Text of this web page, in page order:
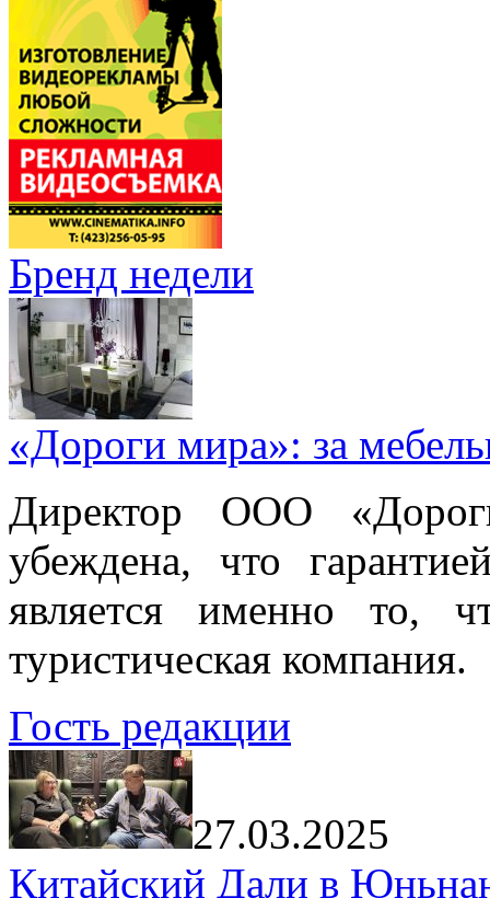
Бренд недели
«Дороги мира»: за
Директор ООО
убеждена, что
является именно то,
туристическая компания.
Гость редакции
27.03.2025
Китайский Дали в